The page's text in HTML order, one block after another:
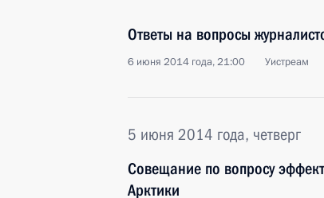
Ответы на вопросы
6 июня 2014 года, 21:00 Уистреам
5 июня 2014 года, четверг
Совещание по вопросу
Арктики